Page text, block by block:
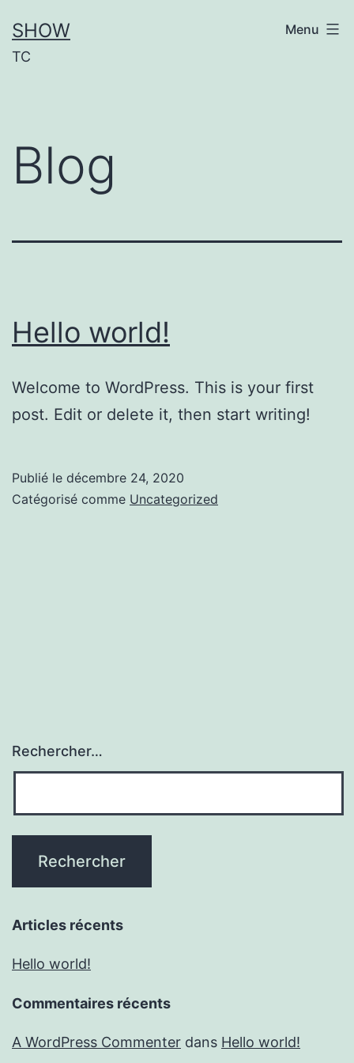
au
contenu
SHOW
TC
Menu
Blog
Hello world!
Welcome to WordPress. This is your first
post. Edit or delete it, then start writing!
Publié le décembre 24, 2020
Catégorisé comme Uncategorized
Rechercher…
Articles récents
Hello world!
Commentaires récents
A WordPress Commenter dans Hello world!